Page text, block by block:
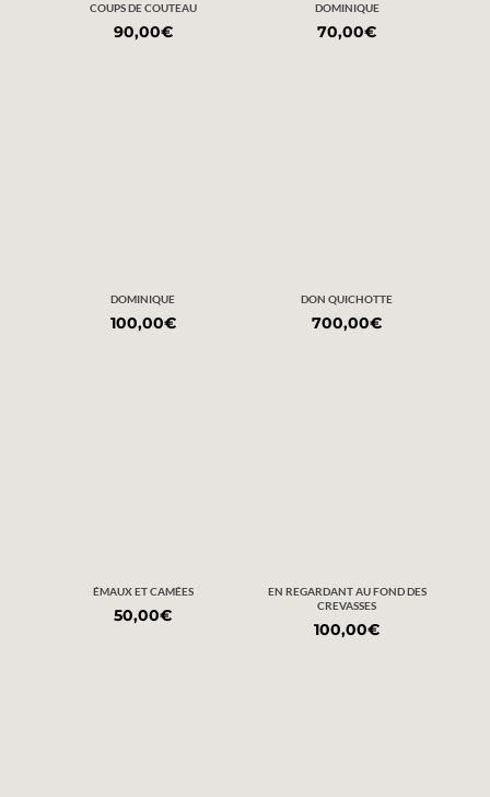
COUPS DE COUTEAU
90,00€
DOMINIQUE
70,00€
DOMINIQUE
100,00€
DON QUICHOTTE
700,00€
ÉMAUX ET CAMÉES
50,00€
EN REGARDANT AU FOND DES
CREVASSES
100,00€